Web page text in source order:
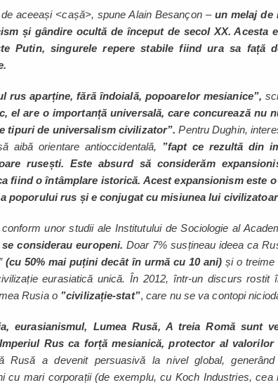
aceeași <cașă>, spune Alain Besançon – un melaj de
și gândire ocultă de început de secol XX. Acesta
Putin, singurele repere stabile fiind ura sa față
rus aparține, fără îndoială, popoarelor mesianice”,
el are o importanță universală, care concurează nu
tipuri de universalism civilizator”. Pentru Dughin,
aibă orientare antioccidentală, ”fapt ce rezultă din
rusești. Este absurd să considerăm
fiind o întâmplare istorică. Acest expansionism este
poporului rus și e conjugat cu misiunea lui
unor studii ale Institutului de Sociologie al
considerau europeni. Doar 7% susțineau ideea ca
(cu 50% mai puțini decât în urmă cu 10 ani) și o treime
eurasiatică unică. În 2012, într-un discurs rostit
Rusia o ”civilizație-stat”,care nu se va contopi
eurasianismul, Lumea Rusă, A treia Romă sunt
Rus ca forță mesianică, protector al valorilor
Rusă a devenit persuasivă la nivel global,
cu mari corporații (de exemplu, cu Koch Industries,